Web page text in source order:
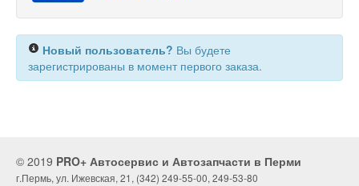
Новый пользователь? Вы будете
зарегистрированы в момент первого заказа.
© 2019 PRO+ Автосервис и Автозапчасти в Перми
г.Пермь, ул. Ижевская, 21, (342) 249-55-00, 249-53-80